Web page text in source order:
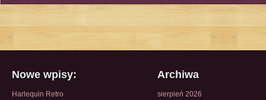
Nowe wpisy:
Harlequin Retro
Archiwa
sierpień 2026